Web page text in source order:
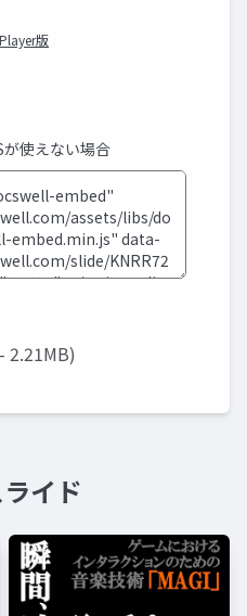
版
が使えない場合
2.21MB)
イド